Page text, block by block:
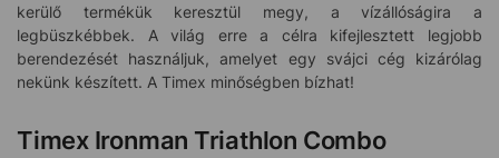
kerülő termékük keresztül megy, a vízállóságira a
legbüszkébbek. A világ erre a célra kifejlesztett legjobb
berendezését használjuk, amelyet egy svájci cég kizárólag
nekünk készített. A Timex minőségben bízhat!
Timex Ironman Triathlon Combo